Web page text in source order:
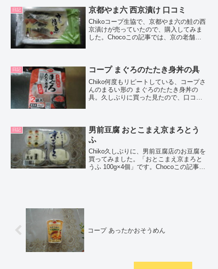
ージのデザインがカ...
日記 京都やま六 西京漬け 口コミ
Chikoコープ生協で、京都やま六の鮭の西
京漬けが売っていたので、購入してみま
した。Chocoこの記事では、京の老舗、
合！買うならやっ...
日記 コープ まぐろのたたき身丼の具
Chiko何度もリピートしている、コープさ
んのまるい形の まぐろのたたき身丼の
具。久しぶりに買った見たので、口コミ
ついて紹介...
日記
男前豆腐 おとこまえ京まろとう
ふ
Chiko久しぶりに、男前豆腐店のお豆腐を
買ってみました。「おとこまえ京まろと
うふ 100g×4個」です。Chocoこの記事で
コープ あったかおそうめん